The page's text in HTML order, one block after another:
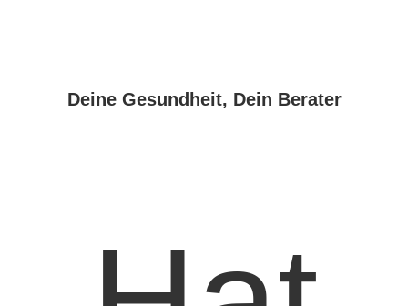
Deine Gesundheit, Dein Berater